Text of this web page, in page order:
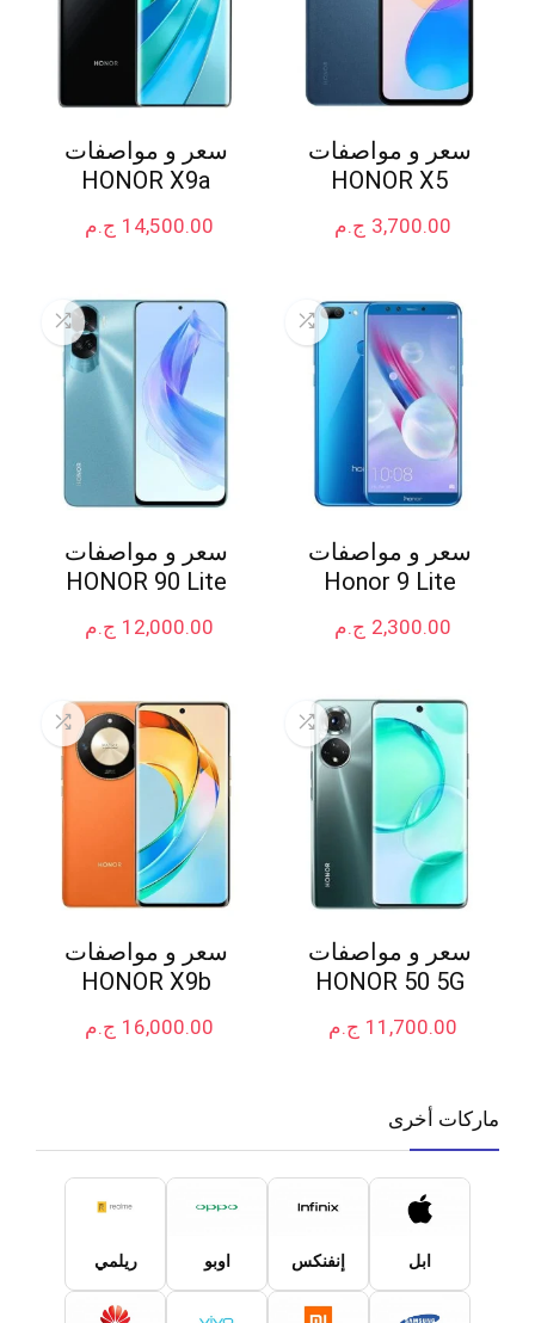
سعر و مواصفات
HONOR X5
ج.م 3,700.00
سعر و مواصفات
HONOR X9a
ج.م 14,500.00
سعر و مواصفات
Honor 9 Lite
ج.م 2,300.00
سعر و مواصفات
HONOR 90 Lite
ج.م 12,000.00
سعر و مواصفات
HONOR 50 5G
ج.م 11,700.00
سعر و مواصفات
HONOR X9b
ج.م 16,000.00
ماركات أخرى
ابل إنفنكس اوبو ريلمي